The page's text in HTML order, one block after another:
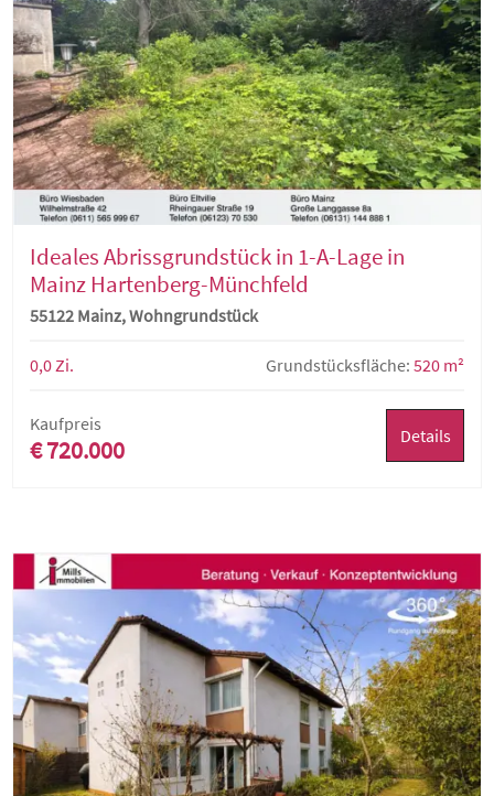
Ideales Abrissgrundstück in 1-A-Lage in
Mainz Hartenberg-Münchfeld
55122 Mainz, Wohngrundstück
0,0 Zi. Grundstücksfläche: 520 m²
Kaufpreis
€ 720.000 Details